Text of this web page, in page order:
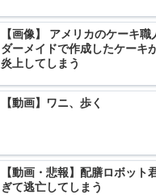
【画像】 アメリカのケーキ
ダーメイドで作成したケーキ
炎上してしまう
【動画】ワニ、歩く
【動画・悲報】配膳ロボット
ぎて逃亡してしまう